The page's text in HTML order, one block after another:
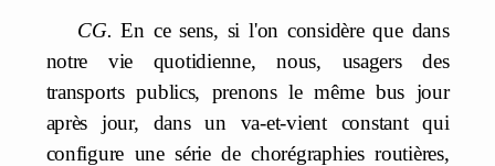
CG.En ce sens, si l'on considère que dans
notre vie quotidienne, nous, usagers des
transports publics, prenons le même bus jour
après jour, dans un va-et-vient constant qui
configure une série de chorégraphies routières,